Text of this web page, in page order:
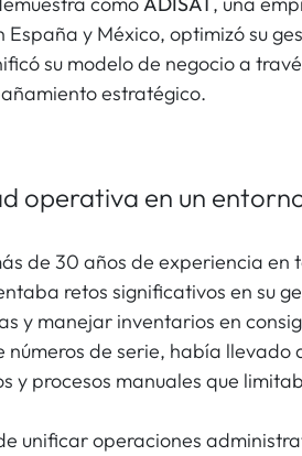
España y México, optimizó su
su modelo de negocio a
estratégico.
operativa en un
de 30 años de experiencia
retos significativos en su
y manejar inventarios en
de serie, había llevado
y procesos manuales que
unificar operaciones